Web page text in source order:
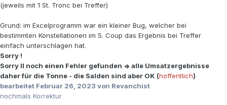
(jeweils mit 1 St. Tronc bei Treffer)
Grund: im Excelprogramm war ein kleiner Bug, welcher bei
bestimmten Konstellationen im 5. Coup das Ergebnis bei Treffer
einfach unterschlagen hat.
Sorry !
Sorry II noch einen Fehler gefunden => alle Umsatzergebnisse
daher für die Tonne - die Salden sind aber OK (hoffentlich)
bearbeitet Februar 26, 2023 von Revanchist
nochmals Korrektur